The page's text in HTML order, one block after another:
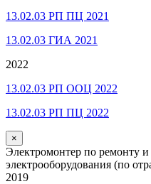
13.02.03 РП ПЦ 2021
13.02.03 ГИА 2021
2022
13.02.03 РП ООЦ 2022
13.02.03 РП ПЦ 2022
×
Электромонтер по ремонту
электрооборудования (по
2019